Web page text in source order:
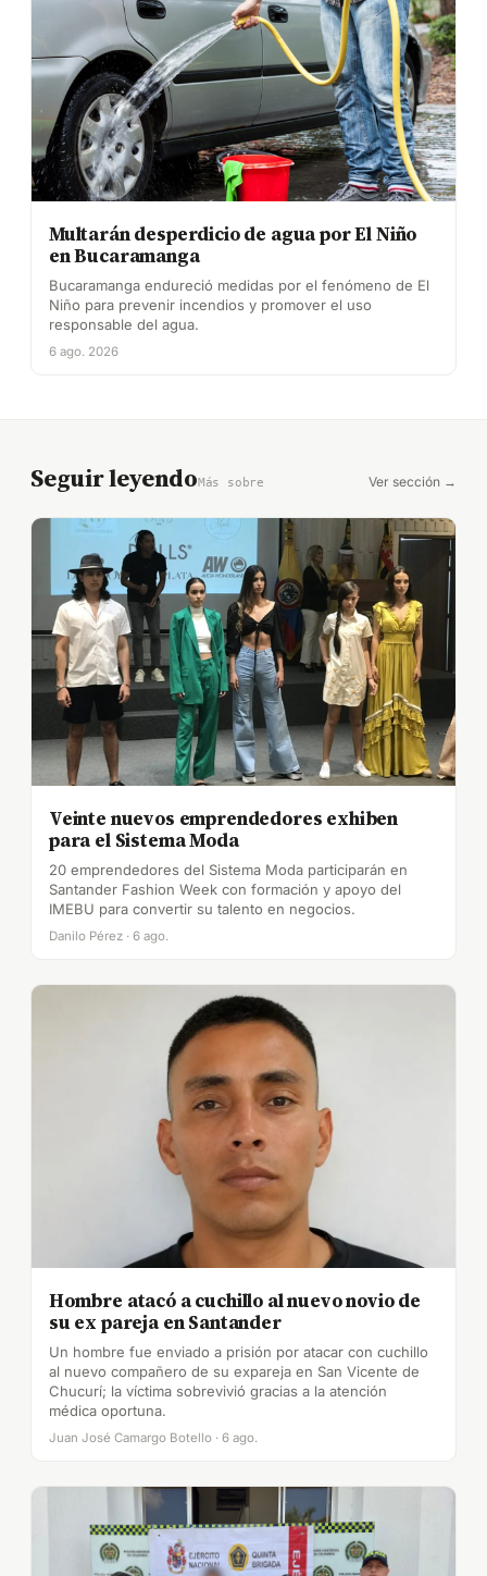
Multarán desperdicio de agua por El Niño
en Bucaramanga
Bucaramanga endureció medidas por el fenómeno de El
Niño para prevenir incendios y promover el uso
responsable del agua.
6 ago. 2026
Seguir leyendoMás sobre Ver sección →
Veinte nuevos emprendedores exhiben
para el Sistema Moda
20 emprendedores del Sistema Moda participarán en
Santander Fashion Week con formación y apoyo del
IMEBU para convertir su talento en negocios.
Danilo Pérez · 6 ago.
Hombre atacó a cuchillo al nuevo novio de
su ex pareja en Santander
Un hombre fue enviado a prisión por atacar con cuchillo
al nuevo compañero de su expareja en San Vicente de
Chucurí; la víctima sobrevivió gracias a la atención
médica oportuna.
Juan José Camargo Botello · 6 ago.